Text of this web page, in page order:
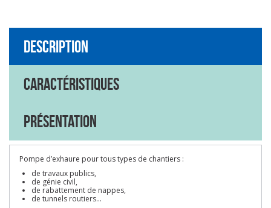
Description
Caractéristiques
Présentation
Pompe d’exhaure pour tous types de chantiers :
de travaux publics,
de génie civil,
de rabattement de nappes,
de tunnels routiers...